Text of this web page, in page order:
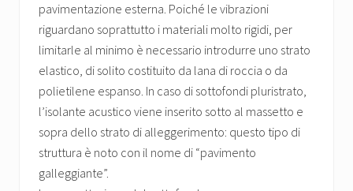
pavimentazione esterna. Poiché le vibrazioni
riguardano soprattutto i materiali molto rigidi, per
limitarle al minimo è necessario introdurre uno strato
elastico, di solito costituito da lana di roccia o da
polietilene espanso. In caso di sottofondi pluristrato,
l’isolante acustico viene inserito sotto al massetto e
sopra dello strato di alleggerimento: questo tipo di
struttura è noto con il nome di “pavimento
galleggiante”.